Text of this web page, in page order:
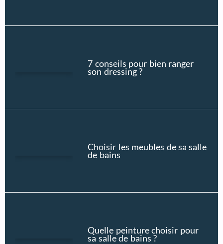
7 conseils pour bien ranger
son dressing ?
Choisir les meubles de sa salle
de bains
Quelle peinture choisir pour
sa salle de bains ?